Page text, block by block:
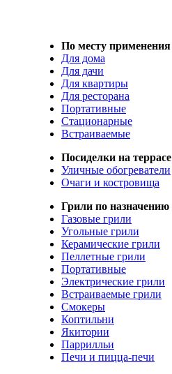
По месту применения
Для дома
Для дачи
Для квартиры
Для ресторана
Портативные
Стационарные
Встраиваемые
Посиделки на террасе
Уличные обогреватели
Очаги и костровища
Грили по назначению
Газовые грили
Угольные грили
Керамические грили
Пеллетные грили
Портативные
Электрические грили
Встраиваемые грили
Смокеры
Коптильни
Якитории
Паррилльи
Печи и пицца-печи